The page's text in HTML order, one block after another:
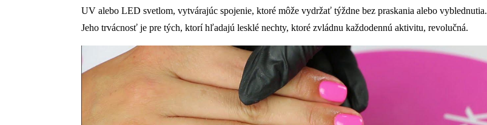
UV alebo LED svetlom, vytvárajúc spojenie, ktoré môže vydržať týždne bez praskania alebo vyblednutia.
Jeho trvácnosť je pre tých, ktorí hľadajú lesklé nechty, ktoré zvládnu každodennú aktivitu, revolučná.